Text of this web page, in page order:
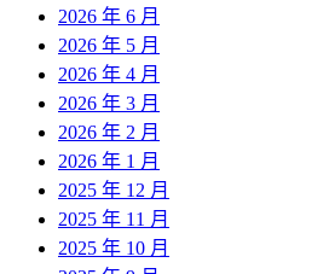
2026 年 6 月
2026 年 5 月
2026 年 4 月
2026 年 3 月
2026 年 2 月
2026 年 1 月
2025 年 12 月
2025 年 11 月
2025 年 10 月